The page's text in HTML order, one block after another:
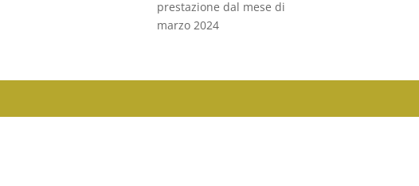
prestazione dal mese di
marzo 2024